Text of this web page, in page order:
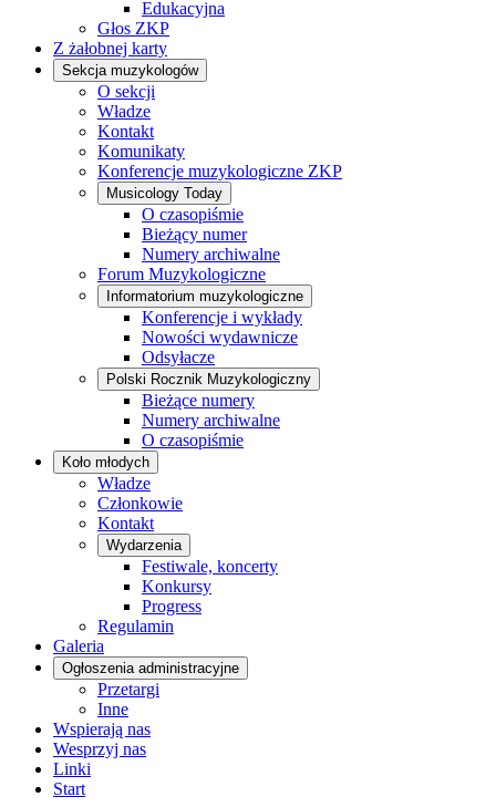
Edukacyjna
Głos ZKP
Z żałobnej karty
Sekcja muzykologów
O sekcji
Władze
Kontakt
Komunikaty
Konferencje muzykologiczne ZKP
Musicology Today
O czasopiśmie
Bieżący numer
Numery archiwalne
Forum Muzykologiczne
Informatorium muzykologiczne
Konferencje i wykłady
Nowości wydawnicze
Odsyłacze
Polski Rocznik Muzykologiczny
Bieżące numery
Numery archiwalne
O czasopiśmie
Koło młodych
Władze
Członkowie
Kontakt
Wydarzenia
Festiwale, koncerty
Konkursy
Progress
Regulamin
Galeria
Ogłoszenia administracyjne
Przetargi
Inne
Wspierają nas
Wesprzyj nas
Linki
Start